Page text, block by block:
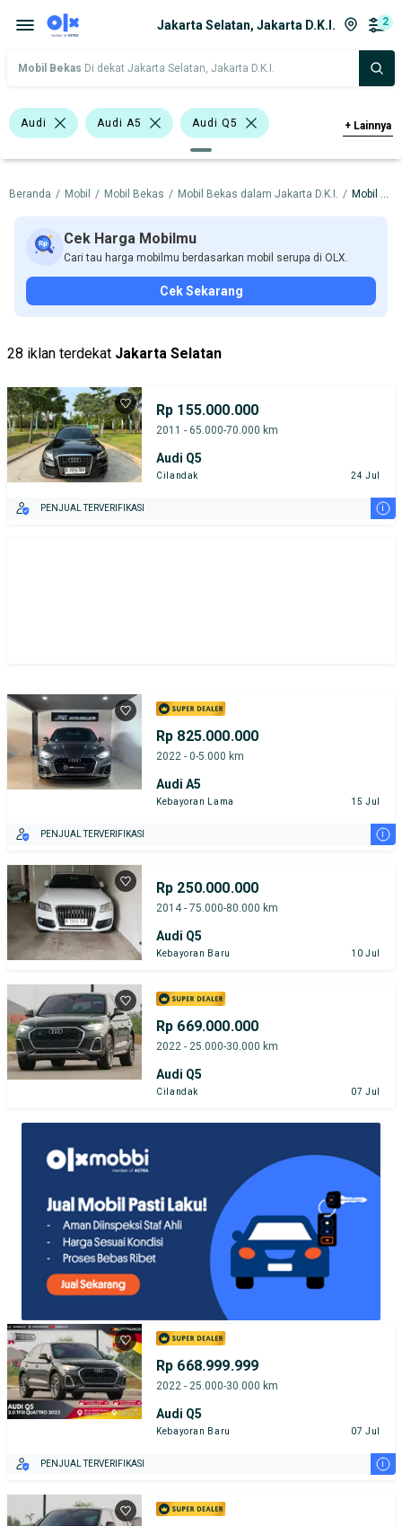
Jakarta Selatan, Jakarta D.K.I. 2
Mobil Bekas Di dekat Jakarta Selatan, Jakarta D.K.I.
Audi Audi A5 Audi Q5
Harga Merek Dan Model Tahun
Tipe Bodi Tipe Membership
+ Lainnya
Beranda / Mobil / Mobil Bekas / Mobil Bekas dalam Jakarta D.K.I. / Mobil Bekas dalam Jakarta Selatan
Cek Harga Mobilmu
Cari tau harga mobilmu berdasarkan mobil serupa di OLX.
Cek Sekarang
28 iklan terdekat Jakarta Selatan
Rp 155.000.000
2011 - 65.000-70.000 km
Audi Q5
Cilandak 24 Jul
PENJUAL TERVERIFIKASI i
Rp 825.000.000
2022 - 0-5.000 km
Audi A5
Kebayoran Lama 15 Jul
PENJUAL TERVERIFIKASI i
Rp 250.000.000
2014 - 75.000-80.000 km
Audi Q5
Kebayoran Baru 10 Jul
Rp 669.000.000
2022 - 25.000-30.000 km
Audi Q5
Cilandak 07 Jul
Rp 668.999.999
2022 - 25.000-30.000 km
Audi Q5
Kebayoran Baru 07 Jul
PENJUAL TERVERIFIKASI i